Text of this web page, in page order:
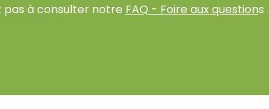
pas à consulter notre FAQ - Foire aux questions .